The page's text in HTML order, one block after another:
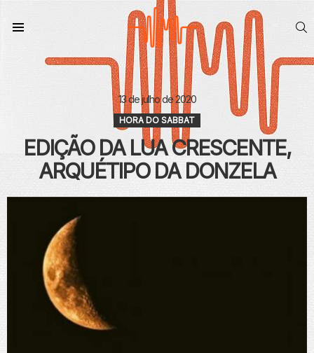
13 de julho de 2020
HORA DO SABBAT
EDIÇÃO DA LUA CRESCENTE,
ARQUÉTIPO DA DONZELA